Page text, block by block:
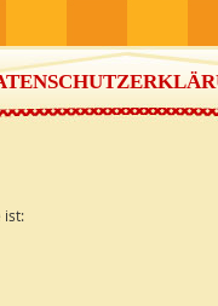
ist: